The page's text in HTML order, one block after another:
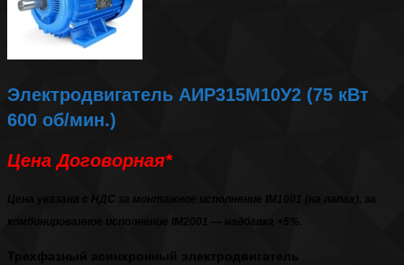
Электродвигатель АИР315М10У2 (75 кВт
600 об/мин.)
Цена Договорная*
Цена указана с НДС за монтажное исполнение IM1001 (на лапах), за
комбинированное исполнение IM2001 — надбавка +5%.
Трехфазный асинхронный электродвигатель